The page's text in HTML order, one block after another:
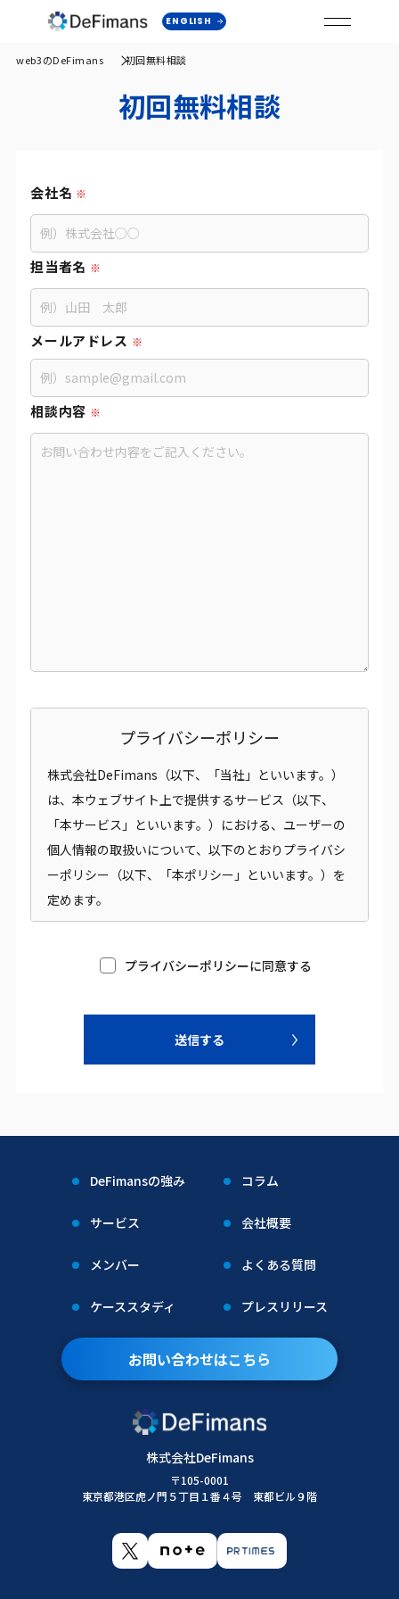
ENGLISH
初回無料相談
web3のDeFimans 初回無料相談
会社名
担当者名
メールアドレス
相談内容
プライバシーポリシー
株式会社DeFimans（以下、「当社」といいます。）
は、本ウェブサイト上で提供するサービス（以下、
「本サービス」といいます。）における、ユーザーの
個人情報の取扱いについて、以下のとおりプライバシ
ーポリシー（以下、「本ポリシー」といいます。）を
定めます。
「個人情報」とは、個人情報保護法にいう「個人情
話番号、連絡先その他の記述等により特定の個人を識
当社は、ユーザーが利用登録をする際に氏名、生年月
号、クレジットカード番号、運転免許証番号などの個
人情報をお尋ねすることがあります。また、ユーザー
含む取引記録や決済に関する情報を、当社の提携先
（情報提供元、広告主、広告配信先などを含みます。
第3条（個人情報を収集・利用する目的）
当社が個人情報を収集・利用する目的は、以下のとお
当社サービスの提供・運営のため
プライバシーポリシーに同意する
株式会社DeFimans
〒105-0001
東京都港区虎ノ門５丁目１番４号 東都ビル９階
DeFimansの強み コラム
サービス 会社概要
メンバー よくある質問
ケーススタディ プレスリリース
お問い合わせはこちら